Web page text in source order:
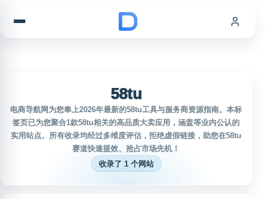
58tu
电商导航网为您奉上2026年最新的58tu工具与服务商资源指南。本标
签页已为您聚合1款58tu相关的高品质大卖应用，涵盖等业内公认的
实用站点。所有收录均经过多维度评估，拒绝虚假链接，助您在58tu
赛道快速提效、抢占市场先机！
收录了 1 个网站